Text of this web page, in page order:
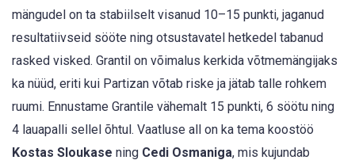
mängudel on ta stabiilselt visanud 10–15 punkti, jaganud
resultatiivseid sööte ning otsustavatel hetkedel tabanud
rasked visked. Grantil on võimalus kerkida võtmemängijaks
ka nüüd, eriti kui Partizan võtab riske ja jätab talle rohkem
ruumi. Ennustame Grantile vähemalt 15 punkti, 6 söötu ning
4 lauapalli sellel õhtul. Vaatluse all on ka tema koostöö
Kostas Sloukase ning Cedi Osmaniga, mis kujundab